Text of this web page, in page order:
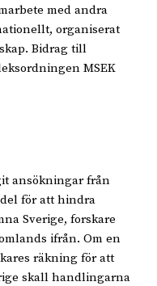
med andra
organiserat
Bidrag till
MSEK
ansökningar från
för att hindra
Sverige, forskare
ifrån. Om en
räkning för att
skall handlingarna